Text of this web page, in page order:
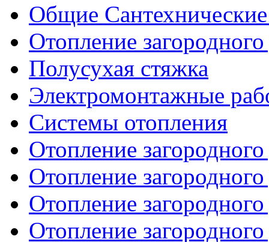
Общие
Отопление
Полусухая стяжка
Электромонтажные
Системы отопления
Отопление
Отопление
Отопление
Отопление